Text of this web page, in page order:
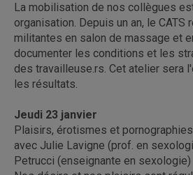
La mobilisation de nos collègues
organisation. Depuis un an, le
militantes en salon de massage et
documenter les conditions et les
des travailleuse.rs. Cet atelier sera
les résultats.
Jeudi 23 janvier
Plaisirs, érotismes et pornographies
avec Julie Lavigne (prof. en
Petrucci (enseignante en sexologie)